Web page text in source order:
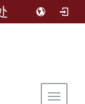
Toggle